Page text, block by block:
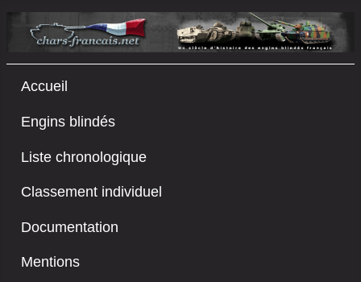
Accueil
Engins blindés
Liste chronologique
Classement individuel
Documentation
Mentions